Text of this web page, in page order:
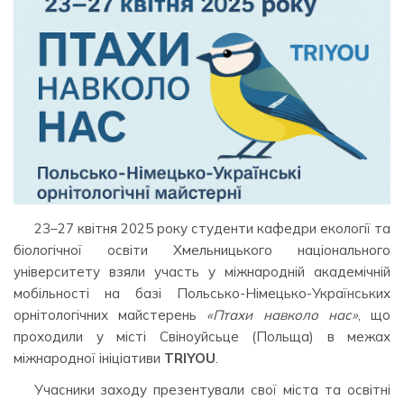
23–27 квітня 2025 року студенти кафедри екології та
біологічної освіти Хмельницького національного
університету взяли участь у міжнародній академічній
мобільності на базі Польсько-Німецько-Українських
орнітологічних майстерень «Птахи навколо нас», що
проходили у місті Свіноуйсьце (Польща) в межах
міжнародної ініціативи TRIYOU.
Учасники заходу презентували свої міста та освітні